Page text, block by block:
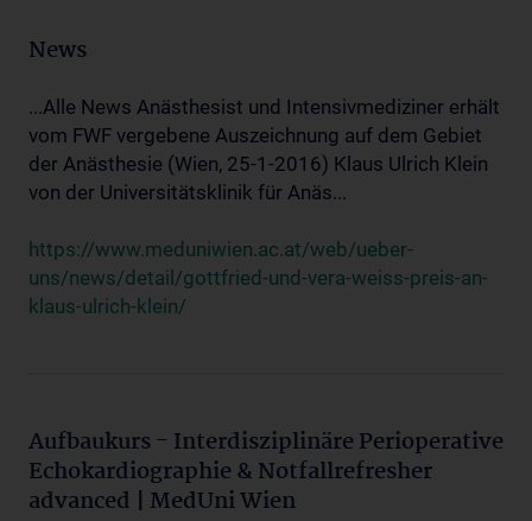
News
...Alle News Anästhesist und Intensivmediziner erhält
vom FWF vergebene Auszeichnung auf dem Gebiet
der Anästhesie (Wien, 25-1-2016) Klaus Ulrich Klein
von der Universitätsklinik für Anäs...
https://www.meduniwien.ac.at/web/ueber-
uns/news/detail/gottfried-und-vera-weiss-preis-an-
klaus-ulrich-klein/
Aufbaukurs - Interdisziplinäre Perioperative
Echokardiographie & Notfallrefresher
advanced | MedUni Wien